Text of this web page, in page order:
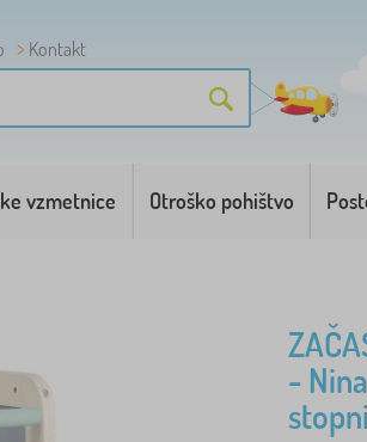
Kontakt
vzmetnice Otroško pohištvo
-